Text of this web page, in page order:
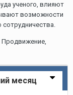
ученого, влияют
возможности
Продвижение,
месяц